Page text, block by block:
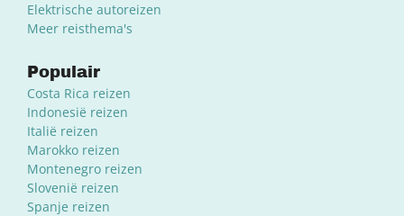
Elektrische autoreizen
Meer reisthema's
Populair
Costa Rica reizen
Indonesië reizen
Italië reizen
Marokko reizen
Montenegro reizen
Slovenië reizen
Spanje reizen